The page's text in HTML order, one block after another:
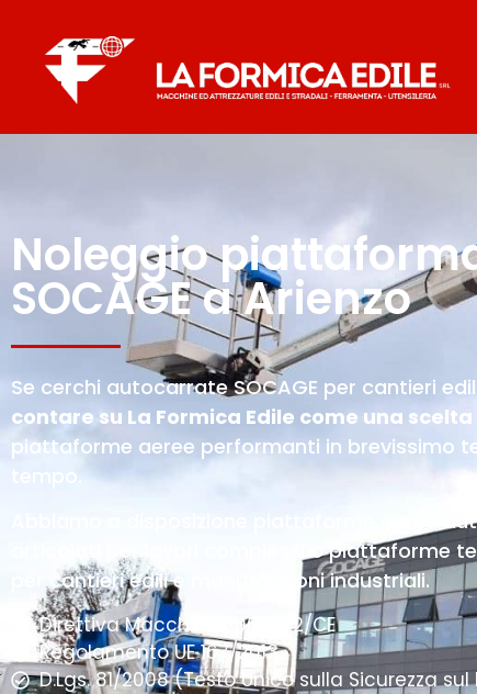
Noleggio
SOCAGE a Arienzo
Se cerchi autocarrate SOCAGE per cantieri
contare su La Formica Edile come una
piattaforme aeree performanti in brevissimo
tempo.
Abbiamo a disposizione piattaforme aeree
articolati per lavori complessi o piattaforme
per cantieri edili e manutenzioni industriali.
Direttiva Macchine 2006/42/CE
Regolamento UE 167/2013
D.Lgs. 81/2008 (Testo Unico sulla Sicurezza